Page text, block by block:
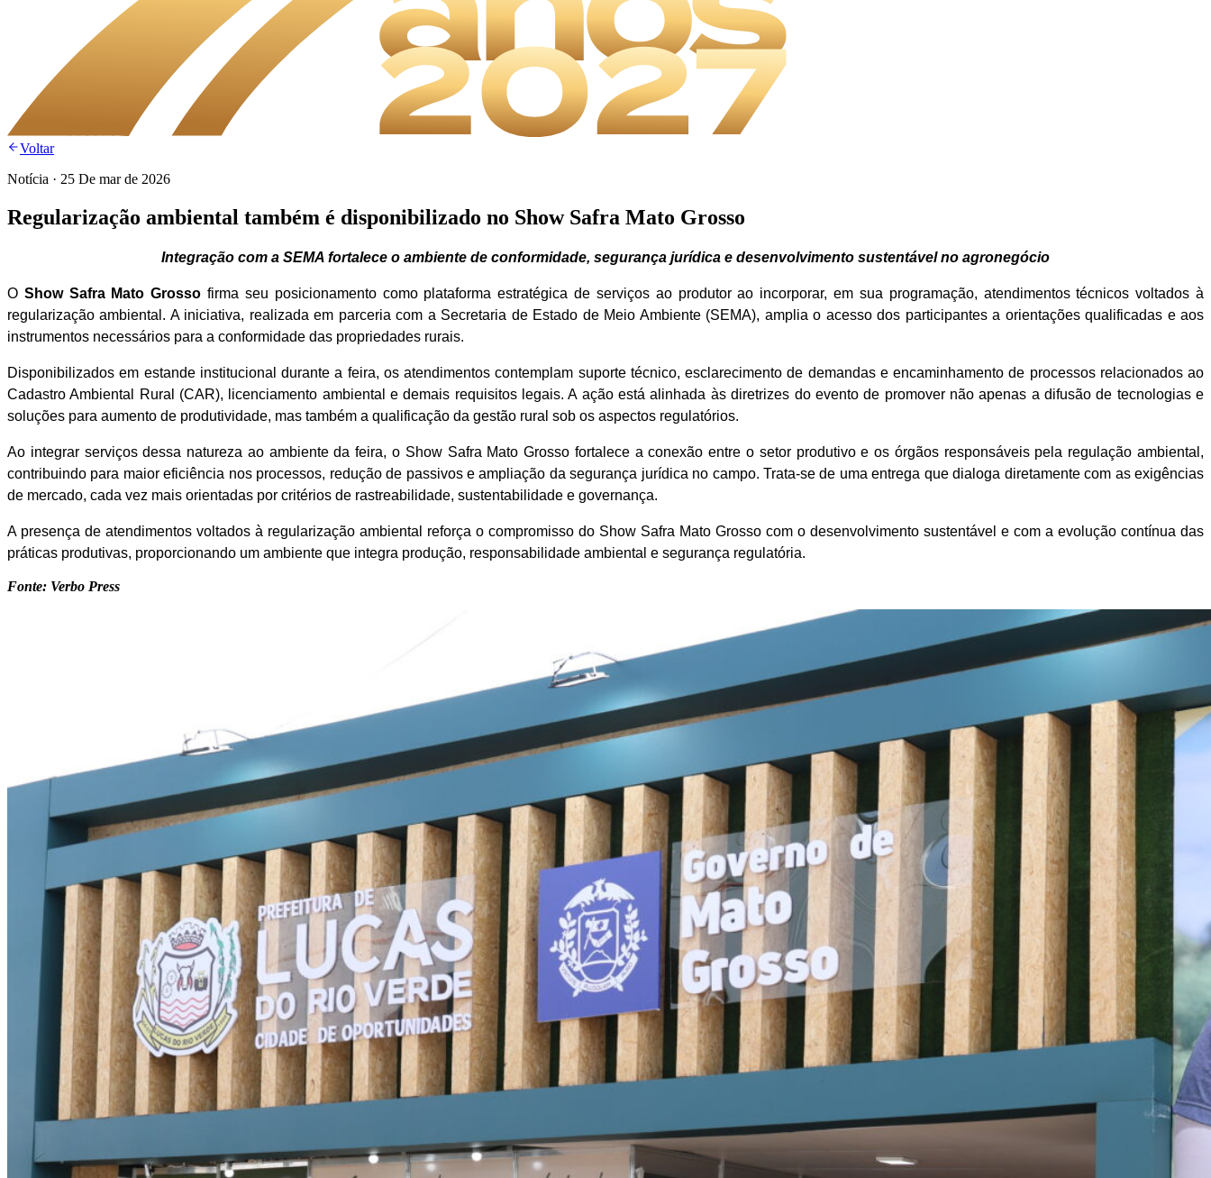
Voltar
Notícia · 25 De mar de 2026
Regularização ambiental também é disponibilizado no Show Safra Mato Grosso
Integração com a SEMA fortalece o ambiente de conformidade, segurança jurídica e desenvolvimento sustentável no agronegócio
O Show Safra Mato Grosso firma seu posicionamento como plataforma estratégica de serviços ao produtor ao incorporar, em sua programação, atendimentos técnicos voltados à
regularização ambiental. A iniciativa, realizada em parceria com a Secretaria de Estado de Meio Ambiente (SEMA), amplia o acesso dos participantes a orientações qualificadas e aos
instrumentos necessários para a conformidade das propriedades rurais.
Disponibilizados em estande institucional durante a feira, os atendimentos contemplam suporte técnico, esclarecimento de demandas e encaminhamento de processos relacionados ao
Cadastro Ambiental Rural (CAR), licenciamento ambiental e demais requisitos legais. A ação está alinhada às diretrizes do evento de promover não apenas a difusão de tecnologias e
soluções para aumento de produtividade, mas também a qualificação da gestão rural sob os aspectos regulatórios.
Ao integrar serviços dessa natureza ao ambiente da feira, o Show Safra Mato Grosso fortalece a conexão entre o setor produtivo e os órgãos responsáveis pela regulação ambiental,
contribuindo para maior eficiência nos processos, redução de passivos e ampliação da segurança jurídica no campo. Trata-se de uma entrega que dialoga diretamente com as exigências
de mercado, cada vez mais orientadas por critérios de rastreabilidade, sustentabilidade e governança.
A presença de atendimentos voltados à regularização ambiental reforça o compromisso do Show Safra Mato Grosso com o desenvolvimento sustentável e com a evolução contínua das
práticas produtivas, proporcionando um ambiente que integra produção, responsabilidade ambiental e segurança regulatória.
Fonte: Verbo Press